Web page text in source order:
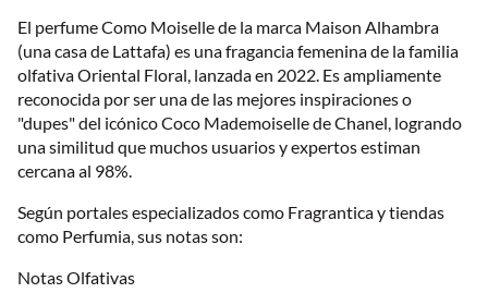
El perfume Como Moiselle de la marca Maison Alhambra
(una casa de Lattafa) es una fragancia femenina de la familia
olfativa Oriental Floral, lanzada en 2022. Es ampliamente
reconocida por ser una de las mejores inspiraciones o
"dupes" del icónico Coco Mademoiselle de Chanel, logrando
una similitud que muchos usuarios y expertos estiman
cercana al 98%.
Según portales especializados como Fragrantica y tiendas
como Perfumia, sus notas son:
Notas Olfativas